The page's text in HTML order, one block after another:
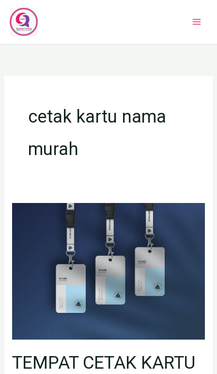
Lewati
konten
cetak kartu nama
murah
TEMPAT CETAK KARTU